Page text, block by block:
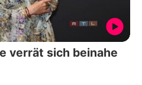
verrät sich beinahe